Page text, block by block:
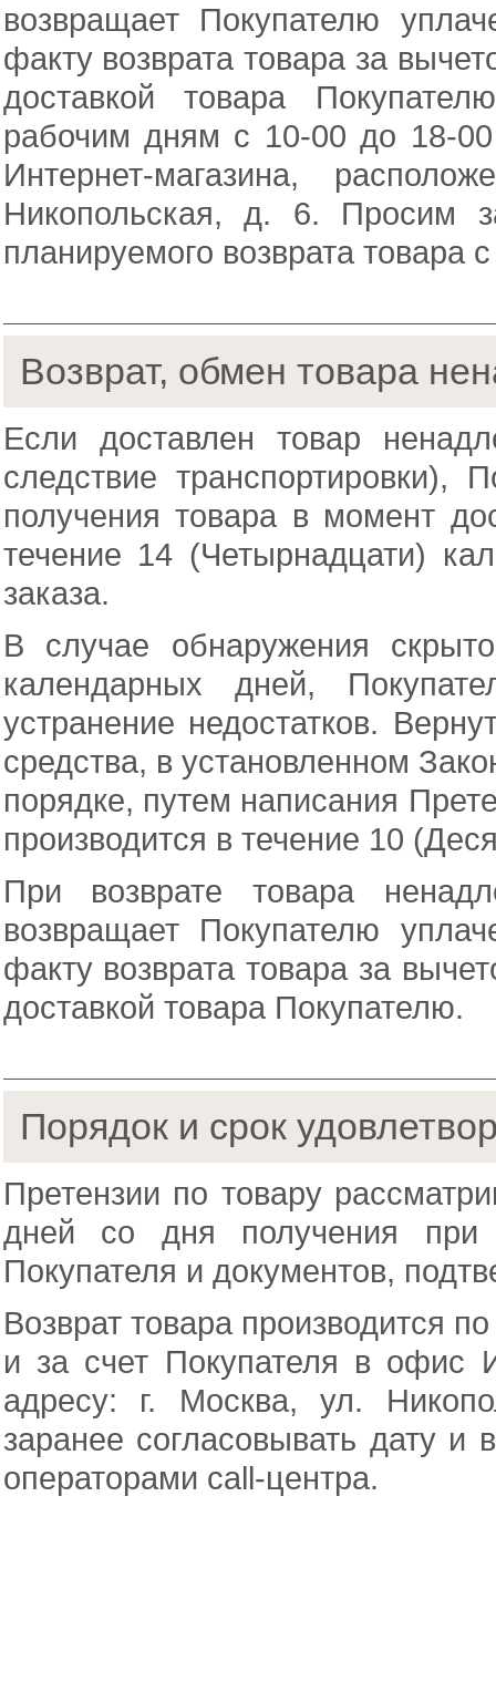
возвращает Покупателю
факту возврата товара за
доставкой товара
рабочим дням с 10-00 до 18-
Интернет-магазина,
Никопольская, д. 6. Просим
планируемого возврата товара
Возврат, обмен товара
Если доставлен товар
следствие транспортировки),
получения товара в момент
течение 14 (Четырнадцати)
заказа.
В случае обнаружения
календарных дней,
устранение недостатков.
средства, в установленном
порядке, путем написания
производится в течение 10
При возврате товара
возвращает Покупателю
факту возврата товара за
доставкой товара Покупателю.
Порядок и срок
Претензии по товару
дней со дня получения при
Покупателя и документов,
Возврат товара производится
и за счет Покупателя в офис
адресу: г. Москва, ул.
заранее согласовывать дату и
операторами call-центра.